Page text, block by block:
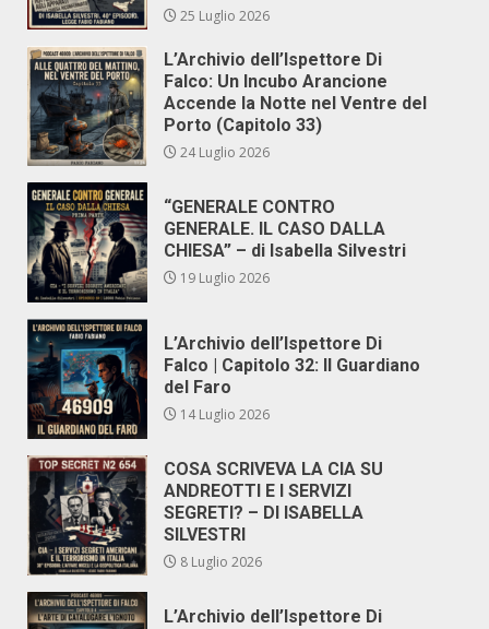
25 Luglio 2026
L’Archivio dell’Ispettore Di
Falco: Un Incubo Arancione
Accende la Notte nel Ventre del
Porto (Capitolo 33)
24 Luglio 2026
“GENERALE CONTRO
GENERALE. IL CASO DALLA
CHIESA” – di Isabella Silvestri
19 Luglio 2026
L’Archivio dell’Ispettore Di
Falco | Capitolo 32: Il Guardiano
del Faro
14 Luglio 2026
COSA SCRIVEVA LA CIA SU
ANDREOTTI E I SERVIZI
SEGRETI? – DI ISABELLA
SILVESTRI
8 Luglio 2026
L’Archivio dell’Ispettore Di